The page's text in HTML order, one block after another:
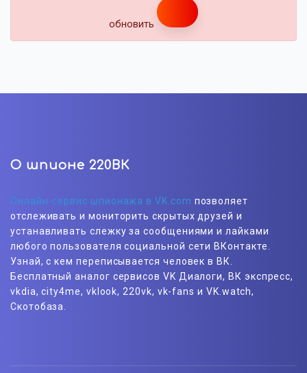
обновить
О шпионе 220ВК
Онлайн-сервис шпионажа в VK.com позволяет
отслеживать и мониторить скрытых друзей и
устанавливать слежку за сообщениями и лайками
любого пользователя социальной сети ВКонтакте.
Узнай, с кем переписывается человек в ВК.
Бесплатный аналог сервисов VK Диалоги, ВК экспресс,
vkdia, city4me, vklook, 220vk, vk-fans и VK.watch,
Скотобаза.